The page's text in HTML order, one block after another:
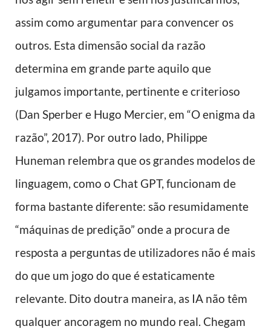
assim como argumentar para convencer os
outros. Esta dimensão social da razão
determina em grande parte aquilo que
julgamos importante, pertinente e criterioso
(Dan Sperber e Hugo Mercier, em “O enigma da
razão”, 2017). Por outro lado, Philippe
Huneman relembra que os grandes modelos de
linguagem, como o Chat GPT, funcionam de
forma bastante diferente: são resumidamente
“máquinas de predição” onde a procura de
resposta a perguntas de utilizadores não é mais
do que um jogo do que é estaticamente
relevante. Dito doutra maneira, as IA não têm
qualquer ancoragem no mundo real. Chegam